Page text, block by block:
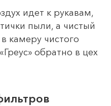
идет к рукавам,
пыли, а чистый
камеру чистого
обратно в цех